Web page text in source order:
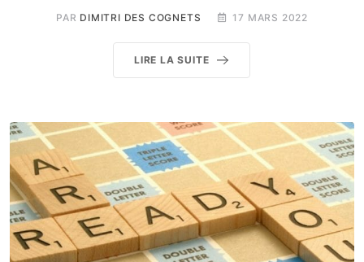
PAR DIMITRI DES COGNETS 17 MARS 2022
LIRE LA SUITE